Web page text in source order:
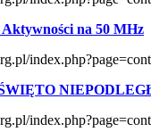
na 50 MHz